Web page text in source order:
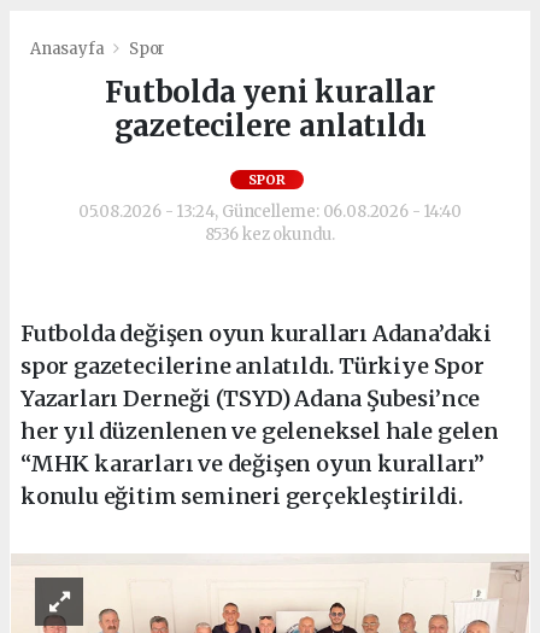
Anasayfa Spor
Futbolda yeni kurallar
gazetecilere anlatıldı
SPOR
05.08.2026 - 13:24, Güncelleme: 06.08.2026 - 14:40
8536 kez okundu.
Futbolda değişen oyun kuralları Adana’daki
spor gazetecilerine anlatıldı. Türkiye Spor
Yazarları Derneği (TSYD) Adana Şubesi’nce
her yıl düzenlenen ve geleneksel hale gelen
“MHK kararları ve değişen oyun kuralları”
konulu eğitim semineri gerçekleştirildi.